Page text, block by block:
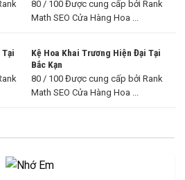
80 / 100 Được cung cấp bởi Rank
Math SEO Cửa Hàng Hoa ...
Kệ Hoa Khai Trương Hiện Đại Tại
Bắc Kạn
80 / 100 Được cung cấp bởi Rank
Math SEO Cửa Hàng Hoa ...